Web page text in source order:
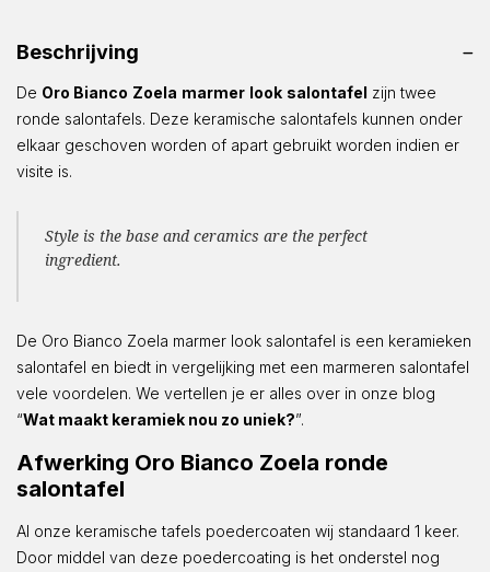
Beschrijving
De Oro Bianco Zoela marmer look salontafel zijn twee
ronde salontafels. Deze keramische salontafels kunnen onder
elkaar geschoven worden of apart gebruikt worden indien er
visite is.
Style is the base and ceramics are the perfect
ingredient.
De Oro Bianco Zoela marmer look salontafel is een keramieken
salontafel en biedt in vergelijking met een marmeren salontafel
vele voordelen. We vertellen je er alles over in onze blog
“Wat maakt keramiek nou zo uniek?”.
Afwerking Oro Bianco Zoela ronde
salontafel
Al onze keramische tafels poedercoaten wij standaard 1 keer.
Door middel van deze poedercoating is het onderstel nog